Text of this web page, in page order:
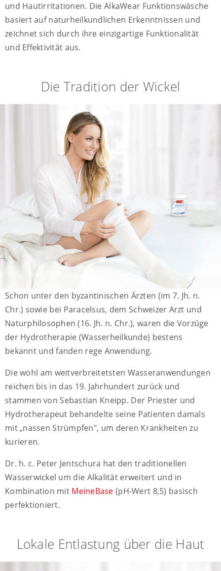
und Hautirritationen. Die AlkaWear Funktionswäsche
basiert auf naturheilkundlichen Erkenntnissen und
zeichnet sich durch ihre einzigartige Funktionalität
und Effektivität aus.
Die Tradition der Wickel
Schon unter den byzantinischen Ärzten (im 7. Jh. n.
Chr.) sowie bei Paracelsus, dem Schweizer Arzt und
Naturphilosophen (16. Jh. n. Chr.), waren die Vorzüge
der Hydrotherapie (Wasserheilkunde) bestens
bekannt und fanden rege Anwendung.
Die wohl am weitverbreitetsten Wasseranwendungen
reichen bis in das 19. Jahrhundert zurück und
stammen von Sebastian Kneipp. Der Priester und
Hydrotherapeut behandelte seine Patienten damals
mit „nassen Strümpfen", um deren Krankheiten zu
kurieren.
Dr. h. c. Peter Jentschura hat den traditionellen
Wasserwickel um die Alkalität erweitert und in
Kombination mit MeineBase (pH-Wert 8,5) basisch
perfektioniert.
Lokale Entlastung über die Haut